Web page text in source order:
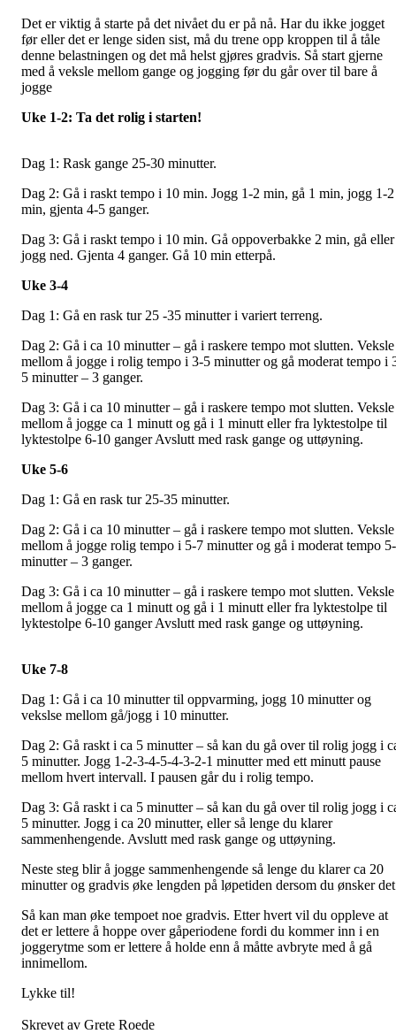
Det er viktig å starte på det nivået du er på nå. Har du ikke jogget
før eller det er lenge siden sist, må du trene opp kroppen til å tåle
denne belastningen og det må helst gjøres gradvis. Så start gjerne
med å veksle mellom gange og jogging før du går over til bare å
jogge
Uke 1-2: Ta det rolig i starten!
Dag 1: Rask gange 25-30 minutter.
Dag 2: Gå i raskt tempo i 10 min. Jogg 1-2 min, gå 1 min, jogg 1-2
min, gjenta 4-5 ganger.
Dag 3: Gå i raskt tempo i 10 min. Gå oppoverbakke 2 min, gå eller
jogg ned. Gjenta 4 ganger. Gå 10 min etterpå.
Uke 3-4
Dag 1: Gå en rask tur 25 -35 minutter i variert terreng.
Dag 2: Gå i ca 10 minutter – gå i raskere tempo mot slutten. Veksle
mellom å jogge i rolig tempo i 3-5 minutter og gå moderat tempo i
5 minutter – 3 ganger.
Dag 3: Gå i ca 10 minutter – gå i raskere tempo mot slutten. Veksle
mellom å jogge ca 1 minutt og gå i 1 minutt eller fra lyktestolpe til
lyktestolpe 6-10 ganger Avslutt med rask gange og uttøyning.
Uke 5-6
Dag 1: Gå en rask tur 25-35 minutter.
Dag 2: Gå i ca 10 minutter – gå i raskere tempo mot slutten. Veksle
mellom å jogge rolig tempo i 5-7 minutter og gå i moderat tempo
minutter – 3 ganger.
Dag 3: Gå i ca 10 minutter – gå i raskere tempo mot slutten. Veksle
mellom å jogge ca 1 minutt og gå i 1 minutt eller fra lyktestolpe til
lyktestolpe 6-10 ganger Avslutt med rask gange og uttøyning.
Uke 7-8
Dag 1: Gå i ca 10 minutter til oppvarming, jogg 10 minutter og
vekslse mellom gå/jogg i 10 minutter.
Dag 2: Gå raskt i ca 5 minutter – så kan du gå over til rolig jogg i
5 minutter. Jogg 1-2-3-4-5-4-3-2-1 minutter med ett minutt pause
mellom hvert intervall. I pausen går du i rolig tempo.
Dag 3: Gå raskt i ca 5 minutter – så kan du gå over til rolig jogg i
5 minutter. Jogg i ca 20 minutter, eller så lenge du klarer
sammenhengende. Avslutt med rask gange og uttøyning.
Neste steg blir å jogge sammenhengende så lenge du klarer ca 20
minutter og gradvis øke lengden på løpetiden dersom du ønsker
Så kan man øke tempoet noe gradvis. Etter hvert vil du oppleve at
det er lettere å hoppe over gåperiodene fordi du kommer inn i en
joggerytme som er lettere å holde enn å måtte avbryte med å gå
innimellom.
Lykke til!
Skrevet av Grete Roede